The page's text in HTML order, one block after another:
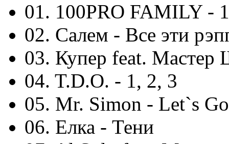
01. 100PRO FAMILY -
02. Салем - Все эти
03. Купер feat.
04. T.D.O. - 1, 2, 3
05. Mr. Simon - Let`s
06. Елка - Тени